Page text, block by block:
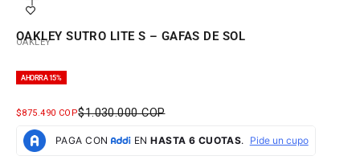
OAKLEY SUTRO LITE S – GAFAS DE SOL
OAKLEY
AHORRA 15%
PRECIO DE OFERTA
$875.490 COPPRECIO NORMAL
$1.030.000 COP